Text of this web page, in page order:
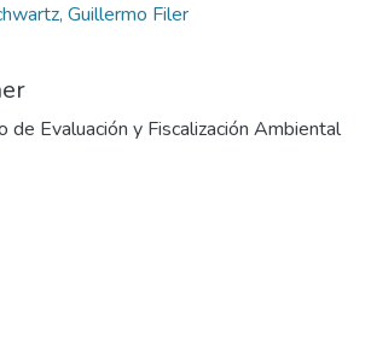
Guillermo Filer
de Evaluación y Fiscalización Ambiental